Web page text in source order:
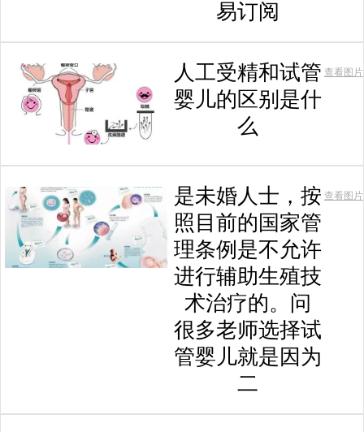
易订阅
人工受精和试管
婴儿的区别是什
么
查看图片
是未婚人士，按
照目前的国家管
理条例是不允许
进行辅助生殖技
术治疗的。问
很多老师选择试
管婴儿就是因为
二
查看图片